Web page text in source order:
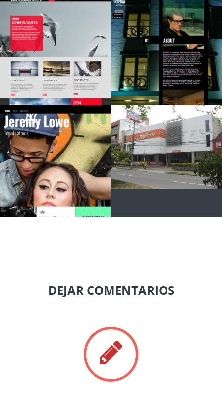
DEJAR COMENTARIOS